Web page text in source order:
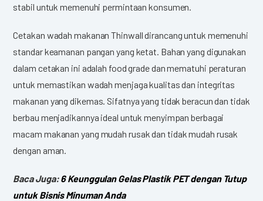
stabil untuk memenuhi permintaan konsumen.
Cetakan wadah makanan Thinwall dirancang untuk memenuhi
standar keamanan pangan yang ketat. Bahan yang digunakan
dalam cetakan ini adalah food grade dan mematuhi peraturan
untuk memastikan wadah menjaga kualitas dan integritas
makanan yang dikemas. Sifatnya yang tidak beracun dan tidak
berbau menjadikannya ideal untuk menyimpan berbagai
macam makanan yang mudah rusak dan tidak mudah rusak
dengan aman.
Baca Juga:6 Keunggulan Gelas Plastik PET dengan Tutup
untuk Bisnis Minuman Anda